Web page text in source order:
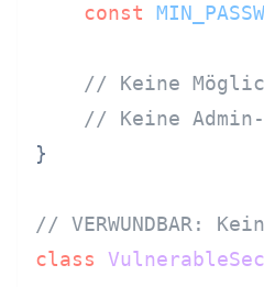
const
// Keine
// Keine
}
// VERWUNDBAR:
class